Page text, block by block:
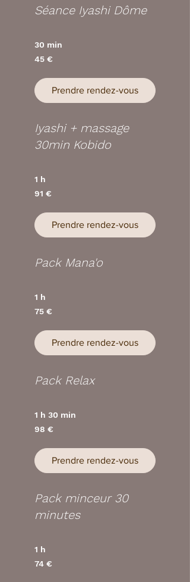
Séance Iyashi Dôme
30 min
€
45 €
Prendre rendez-vous
Iyashi + massage
30min Kobido
1 h
euros
91 €
Prendre rendez-vous
Pack Mana'o
1 h
euros
75 €
Prendre rendez-vous
Pack Relax
1 h 30 min
euros
98 €
Prendre rendez-vous
Pack minceur 30
minutes
1 h
euros
74 €